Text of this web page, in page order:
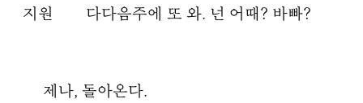
지원
다다음주에 또 와. 넌 어때? 바빠?
제나, 돌아온다.